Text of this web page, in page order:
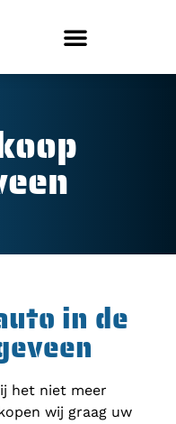
in de
het niet meer
wij graag uw